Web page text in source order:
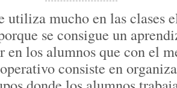
utiliza mucho en las clases
se consigue un
en los alumnos que con el
consiste en